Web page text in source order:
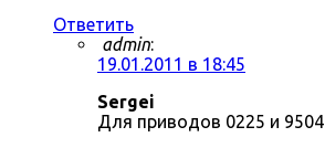
Ответить
admin:
19.01.2011 в 18:45
Sergei
Для приводов 0225 и 9504